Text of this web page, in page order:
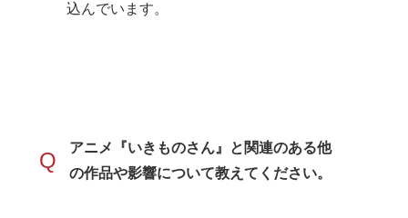
込んでいます。
Q
アニメ『いきものさん』と関連のある他
の作品や影響について教えてください。